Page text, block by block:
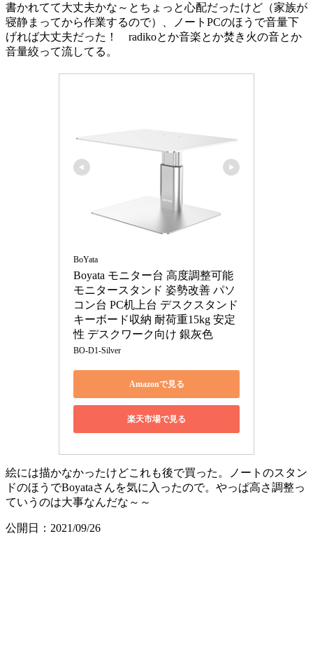
書かれてて大丈夫かな～とちょっと心配だったけど（家族が
寝静まってから作業するので）、ノートPCのほうで音量下
げれば大丈夫だった！ radikoとか音楽とか焚き火の音とか
音量絞って流してる。
BoYata
Boyata モニター台 高度調整可能
モニタースタンド 姿勢改善 パソ
コン台 PC机上台 デスクスタンド
キーボード収納 耐荷重15kg 安定
性 デスクワーク向け 銀灰色
BO-D1-Silver
Amazonで見る
楽天市場で見る
絵には描かなかったけどこれも後で買った。ノートのスタン
ドのほうでBoyataさんを気に入ったので。やっぱ高さ調整っ
ていうのは大事なんだな～～
公開日：2021/09/26